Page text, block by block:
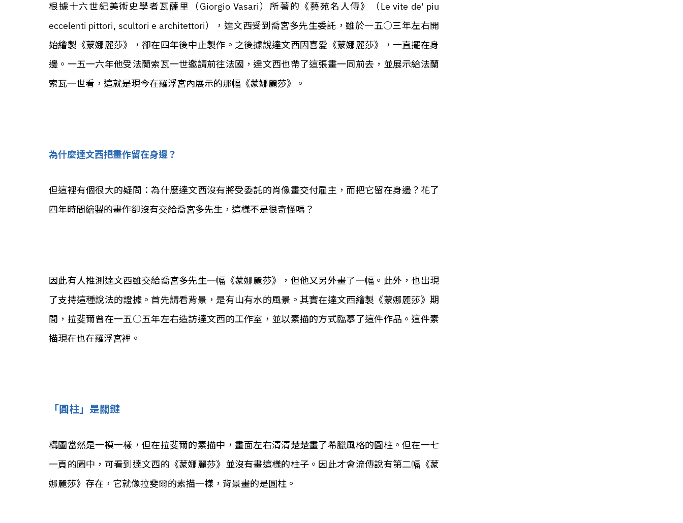
根據十六世紀美術史學者瓦薩里（Giorgio Vasari）所著的《藝苑名人傳》（Le vite de' piu
eccelenti pittori, scultori e architettori），達文西受到喬宮多先生委託，雖於一五○三年左右開
始繪製《蒙娜麗莎》，卻在四年後中止製作。之後據說達文西因喜愛《蒙娜麗莎》，一直擺在身
邊。一五一六年他受法蘭索瓦一世邀請前往法國，達文西也帶了這張畫一同前去，並展示給法蘭
索瓦一世看，這就是現今在羅浮宮內展示的那幅《蒙娜麗莎》。
為什麼達文西把畫作留在身邊？
但這裡有個很大的疑問：為什麼達文西沒有將受委託的肖像畫交付雇主，而把它留在身邊？花了
四年時間繪製的畫作卻沒有交給喬宮多先生，這樣不是很奇怪嗎？
因此有人推測達文西雖交給喬宮多先生一幅《蒙娜麗莎》，但他又另外畫了一幅。此外，也出現
了支持這種說法的證據。首先請看背景，是有山有水的風景。其實在達文西繪製《蒙娜麗莎》期
間，拉斐爾曾在一五○五年左右造訪達文西的工作室，並以素描的方式臨摹了這件作品。這件素
描現在也在羅浮宮裡。
「圓柱」是關鍵
構圖當然是一模一樣，但在拉斐爾的素描中，畫面左右清清楚楚畫了希臘風格的圓柱。但在一七
一頁的圖中，可看到達文西的《蒙娜麗莎》並沒有畫這樣的柱子。因此才會流傳說有第二幅《蒙
娜麗莎》存在，它就像拉斐爾的素描一樣，背景畫的是圓柱。